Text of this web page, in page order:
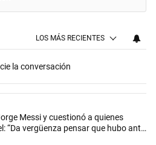
LOS MÁS RECIENTES
la conversación
con más comentarios en los
título "Milei despidió a Jorge Messi y
Messi y cuestionó a quienes
“Da vergüenza pensar que hubo anti-